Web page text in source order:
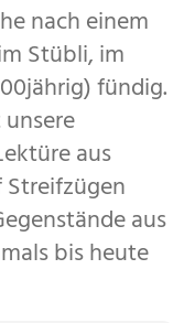
nach einem
Stübli, im
fündig.
aus
aus
bis heute